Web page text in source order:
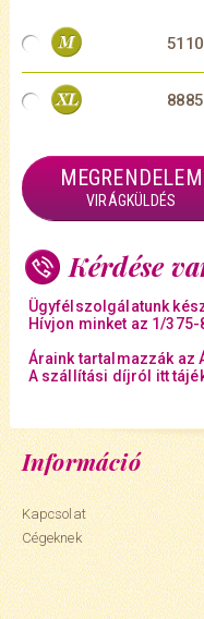
MEGRENDELEM
VIRÁGKÜLDÉS
Kérdése
Ügyfélszolgálatunk
Hívjon minket az 1/
Áraink tartalmazzák az
A szállítási díjról itt
Információ
Kapcsolat
Cégeknek